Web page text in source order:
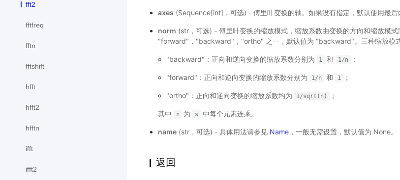
fft2
fftfreq
fftn
fftshift
hfft
hfft2
hfftn
ifft
ifft2
axes (Sequence[int]，可选) - 傅里叶变换的轴。如果没有指定，默认使用最后
norm (str，可选) - 傅里叶变换的缩放模式，缩放系数由变换的方向和缩放模
"forward"，"backward"，"ortho" 之一，默认值为 "backward"。三种缩放模
"backward"：正向和逆向变换的缩放系数分别为 1 和 1/n ；
"forward"：正向和逆向变换的缩放系数分别为 1/n 和 1 ；
"ortho"：正向和逆向变换的缩放系数均为 1/sqrt(n) ；
其中 n 为 s 中每个元素连乘。
name(str，可选) - 具体用法请参见 Name，一般无需设置，默认值为 None。
返回